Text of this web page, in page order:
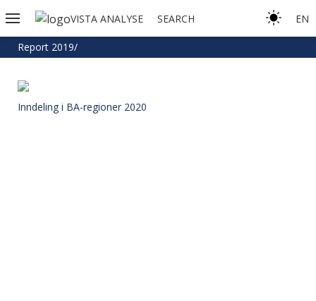
VISTA ANALYSE SEARCH EN
Report 2019/
Inndeling i BA-regioner 2020